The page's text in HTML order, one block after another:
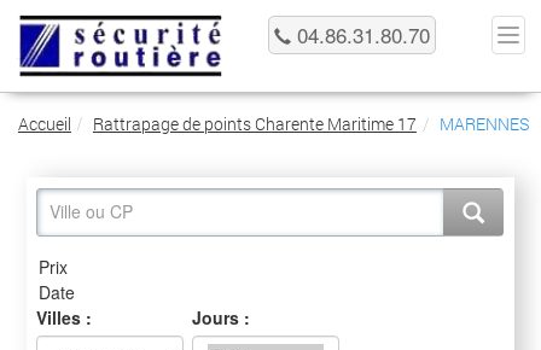
04.86.31.80.70
Accueil Rattrapage de points Charente Maritime 17 MARENNES
Villes : Jours :